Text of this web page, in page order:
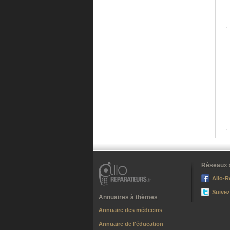
Annuaires à thèmes
Annuaire des médecins
Annuaire de l'éducation
Réseaux
Allo-